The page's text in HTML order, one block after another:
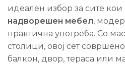
идеален избор за сите кои
надворешен мебел,
практична употреба. Со
столици, овој сет
балкон, двор, тераса или